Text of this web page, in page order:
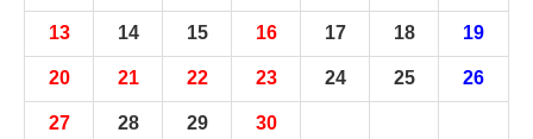
13 14 15 16 17 18 19
20 21 22 23 24 25 26
27 28 29 30